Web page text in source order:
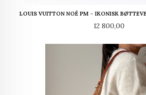
LOUIS VUITTON NOÉ PM – IKONISK
Pris
12 800,00